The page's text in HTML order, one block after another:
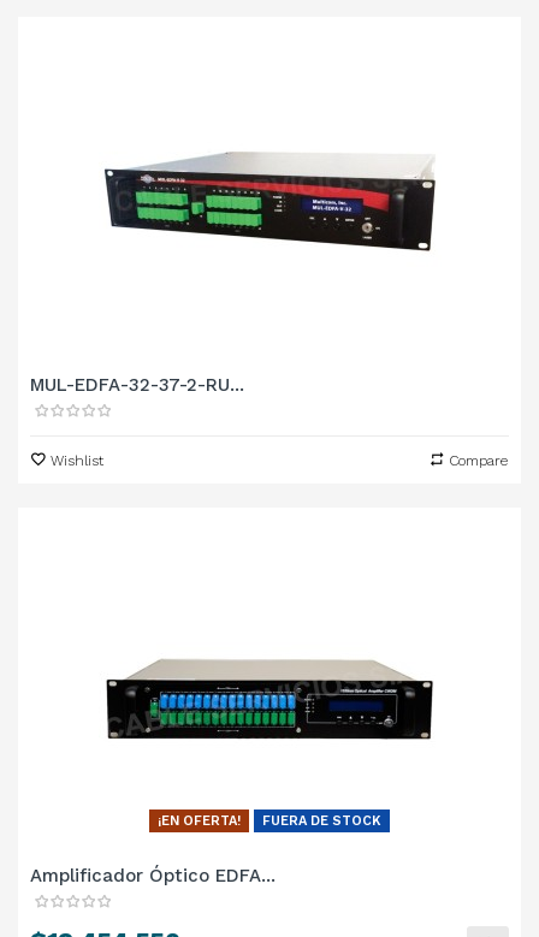
MUL-EDFA-32-37-2-RU...
Wishlist Compare
¡EN OFERTA! FUERA DE STOCK
Amplificador Óptico EDFA...